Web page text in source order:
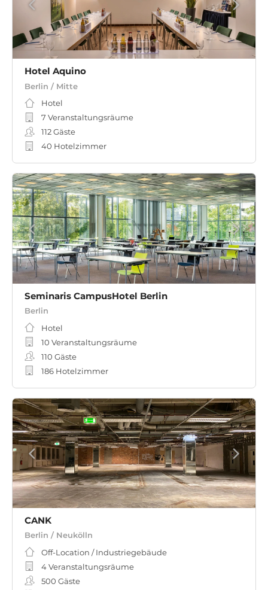
Hotel Aquino
Berlin / Mitte
Hotel
7 Veranstaltungsräume
112Gäste
40 Hotelzimmer
Seminaris CampusHotel Berlin
Berlin
Hotel
10 Veranstaltungsräume
110 Gäste
186 Hotelzimmer
CANK
Berlin / Neukölln
Off-Location / Industriegebäude
4 Veranstaltungsräume
500 Gäste